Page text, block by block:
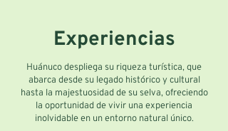
Experiencias
Huánuco despliega su riqueza turística, que
abarca desde su legado histórico y cultural
hasta la majestuosidad de su selva, ofreciendo
la oportunidad de vivir una experiencia
inolvidable en un entorno natural único.